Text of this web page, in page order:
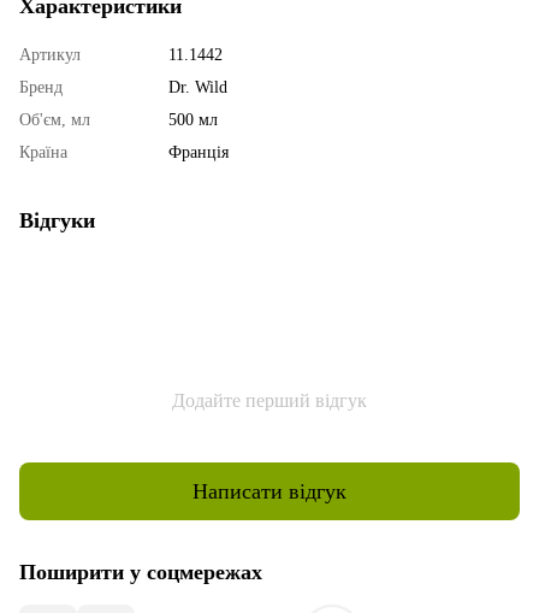
Характеристики
Артикул
11.1442
Бренд
Dr. Wild
Об'єм, мл
500 мл
Країна
Франція
Відгуки
Додайте перший відгук
Написати відгук
Поширити у соцмережах